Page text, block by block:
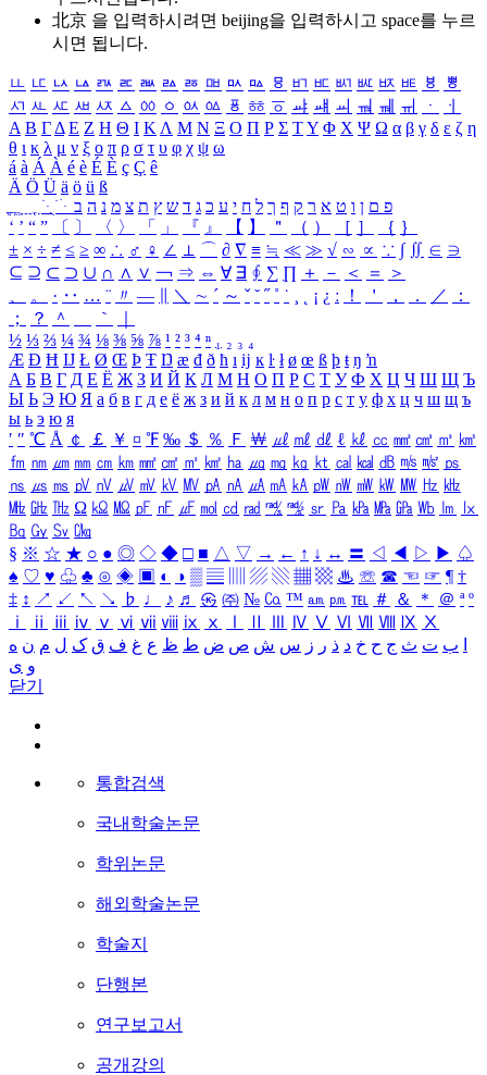
北京 을 입력하시려면 beijing을 입력하시고 space를 누르
시면 됩니다.
ㅥ ㅦ ㅧ ㅨ ㅩ ㅪ ㅫ ㅬ ㅭ ㅮ ㅯ ㅰ ㅱ ㅲ ㅳ ㅴ ㅵ ㅶ ㅷ ㅸ
ㅹ
ㅺ ㅻ ㅼ ㅽ ㅾ ㅿ ㆀ ㆁ ㆂ ㆃ ㆄ ㆅ ㆆ ㆇ ㆈ ㆉ ㆊ ㆋ ㆌ ㆍ
ㆎ
Α Β ΓΔ Ε Ζ Η Θ Ι ΚΛ Μ Ν Ξ Ο Π Ρ Σ ΤΥ Φ Χ Ψ Ω α β γ δ ε ζ η
θ ι κ λ μ ν ξ ο π ρ σ τ υ φ χ ψ ω
á à Á À é è É È ç Ç ê
Ä Ö Ü ä ö ü ß
ִֶֹ ֻּ ׁׂ פ ם ן ו ט א ר ק ף ך ל ח י ע כ ג ד ש ץ ת צ מ נ ה ב
‘ ’ “ ” 〔 〕 〈 〉 「 」 『 』 【 】 ＂ （ ） ［ ］ ｛ ｝
± × ÷ ≠ ≤ ≥ ∞ ∴ ♂ ♀ ∠ ⊥ ⌒ ∂ ∇ ≡ ≒ ≪ ≫ √ ∽ ∝ ∵ ∫ ∬ ∈ ∋
⊆ ⊇ ⊂ ⊃ ∪ ∩ ∧ ∨ ￢ ⇒ ⇔ ∀ ∃ ∮ ∑ ∏ ＋ － ＜ ＝
＞
、
。 · ‥ … ¨ 〃 ― ＼ ∼ ´ ～ ˇ ˘ ˝ ˚ ˙ ¸ ¡ ¿ ː ！ ＇ ， ． ／
：
；
？ ＾ ｀
½ ⅓ ⅔ ¼ ¾ ⅛ ⅜ ⅝ ⅞ ¹ ² ³ ⁴ ⁿ ₁ ₂ ₃ ₄
Æ Ð Ħ Ĳ Ł Ø Œ Þ Ŧ Ŋ æ đ ð ħ ı ĳ ĸ ŀ ł ø œ ß þ ŧ ŋ ŉ
А Б В Г Д Е Ё Ж З И Й К Л М Н О П Р С Т У Ф Х Ц Ч Ш Щ Ъ
Ы Ь Э Ю Я а б в г д е ё ж з и й к л м н о п р с т у ф х ц ч ш щ ъ
ы ь э ю я
′ ″ ℃ Å ￠ ￡ ￥ ¤ ℉ ‰ ＄ ％ Ｆ ￦ ㎕ ㎖ ㎗ ℓ ㎘ ㏄ ㎣ ㎤ ㎥ ㎦
㎙ ㎚ ㎛ ㎜ ㎝ ㎞ ㎟ ㎠ ㎡ ㎢ ㏊ ㎍ ㎎ ㎏ ㏏ ㎈ ㎉ ㏈ ㎧ ㎨ ㎰
㎱ ㎲ ㎳ ㎴ ㎵ ㎶ ㎷ ㎸ ㎹ ㎀ ㎁ ㎂ ㎃ ㎄ ㎺ ㎻ ㎽ ㎾ ㎿ ㎐ ㎑
㎒ ㎓ ㎔ Ω ㏀ ㏁ ㎊ ㎋ ㎌ ㏖ ㏅ ㎭ ㎮ ㎯ ㏛ ㎩ ㎪ ㎫ ㎬ ㏝ ㏐
㏓
㏃ ㏉ ㏜ ㏆
§ ※ ☆ ★ ○ ● ◎ ◇ ◆ □ ■ △ ▽ → ← ↑ ↓ ↔ 〓 ◁ ◀ ▷ ▶ ♤
♠ ♡ ♥ ♧ ♣ ⊙ ◈ ▣ ◐ ◑ ▒ ▤ ▨ ▧ ▦ ▩ ♨ ☏ ☎ ☜ ☞ ¶ †
‡ ↕ ↗ ↙ ↖ ↘ ♭ ♩ ♪ ♬ ㉿ ㈜ № ㏇ ™ ㏂ ㏘ ℡ ＃ ＆ ＊ ＠ ª º
ⅰ
ⅱ ⅲ ⅳ ⅴ ⅵ ⅶ ⅷ ⅸ ⅹ Ⅳ Ⅴ Ⅵ Ⅶ Ⅷ Ⅸ Ⅹ
ب ت ث ج ح خ د ذ ر ز س ش ص ض ط ظ ع غ ف ق ک ل م ن ه
و ی
닫기
통합검색
국내학술논문
학위논문
해외학술논문
학술지
단행본
연구보고서
공개강의